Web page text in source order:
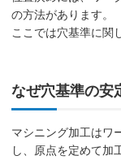
の方法があります。
ここでは穴基準に関
なぜ穴基準の安
マシニング加工はワ
し、原点を定めて加